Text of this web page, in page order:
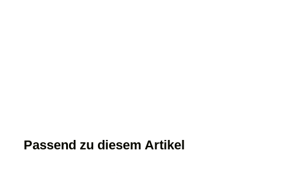
Passend zu diesem Artikel